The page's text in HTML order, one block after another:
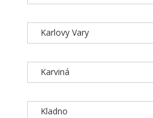
Karlovy Vary
Karviná
Kladno